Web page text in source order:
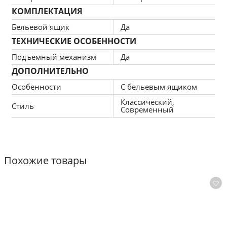
КОМПЛЕКТАЦИЯ
Бельевой ящик Да
ТЕХНИЧЕСКИЕ ОСОБЕННОСТИ
Подъемный механизм Да
ДОПОЛНИТЕЛЬНО
Особенности
С бельевым ящиком
Стиль
Классический,
Современный
Похожие товары